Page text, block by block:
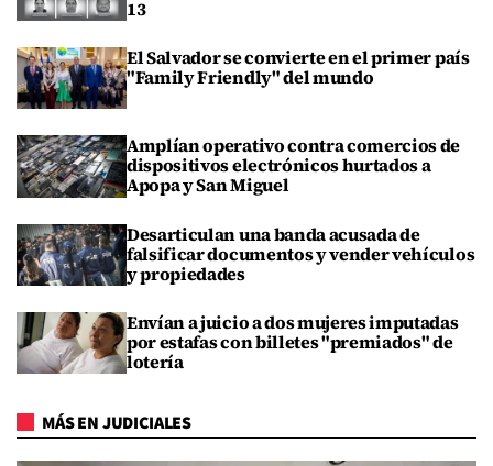
13
El Salvador se convierte en el primer país
"Family Friendly" del mundo
Amplían operativo contra comercios de
dispositivos electrónicos hurtados a
Apopa y San Miguel
Desarticulan una banda acusada de
falsificar documentos y vender vehículos
y propiedades
Envían a juicio a dos mujeres imputadas
por estafas con billetes "premiados" de
lotería
MÁS EN JUDICIALES